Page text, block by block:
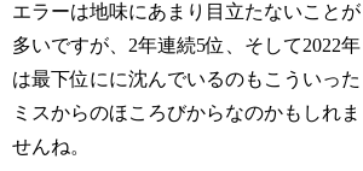
エラーは地味にあまり目立たないことが
多いですが、2年連続5位、そして2022年
は最下位にに沈んでいるのもこういった
ミスからのほころびからなのかもしれま
せんね。